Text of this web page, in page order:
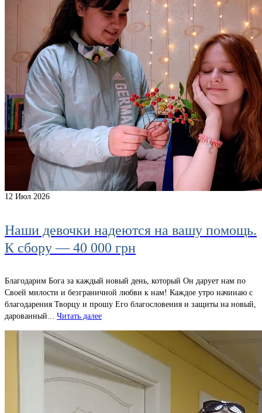
12 Июл 2026
Наши девочки надеются на вашу помощь.
К сбору — 40 000 грн
Благодарим Бога за каждый новый день, который Он дарует нам по
Своей милости и безграничной любви к нам! Каждое утро начинаю с
благодарения Творцу и прошу Его благословения и защиты на новый,
дарованный... Читать далее